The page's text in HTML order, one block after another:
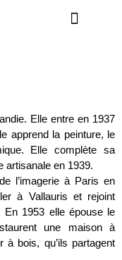
Elle entre en 1937
apprend la peinture, le
Elle complète sa
artisanale en 1939.
l’imagerie à Paris en
à Vallauris et rejoint
En 1953 elle épouse le
une maison à
à bois, qu’ils partagent